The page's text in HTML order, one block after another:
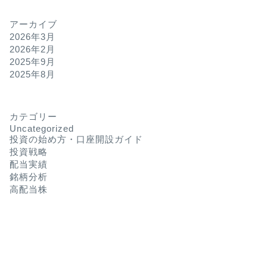
アーカイブ
2026年3月
2026年2月
2025年9月
2025年8月
カテゴリー
Uncategorized
投資の始め方・口座開設ガイド
投資戦略
配当実績
銘柄分析
高配当株